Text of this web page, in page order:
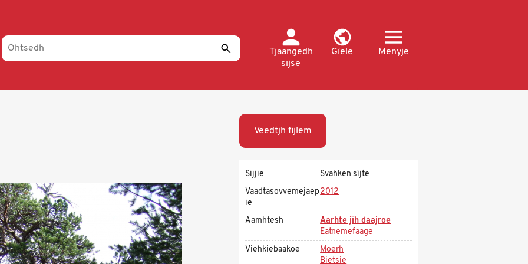
Tjaangedh
sïjse
Gïele Menyje
Veedtjh fijlem
Sijjie
Svahken sïjte
Vaadtasovvemejaep
ie
2012
Aamhtesh
Aarhte jïh daajroe
Eatnemefaage
Viehkiebaakoe
Moerh
Bietsie